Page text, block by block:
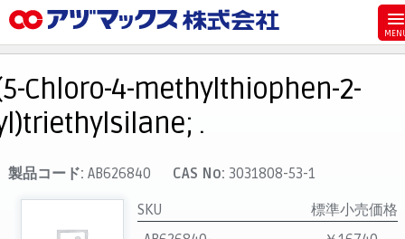
お気に入り
カート
マイアカウント
主要取扱ブランド
代理店一覧
Chloro-4-methylthiophen-2-
.
製品コード: AB626840 CAS No: 3031808-53-1
SKU
標準小売価格